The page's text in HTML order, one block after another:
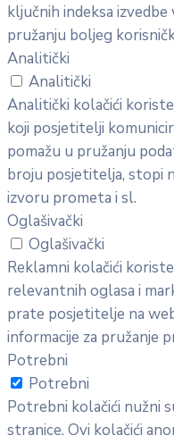
ključnih indeksa
pružanju boljeg
Analitički
Analitički
Analitički kolačići koriste
koji posjetitelji
pomažu u pružanju
broju posjetitelja, stopi
izvoru prometa i sl.
Oglašivački
Oglašivački
Reklamni kolačići
relevantnih oglasa i
prate posjetitelje na
informacije za pružanje
Potrebni
Potrebni
Potrebni kolačići nužni
stranice. Ovi kolačići